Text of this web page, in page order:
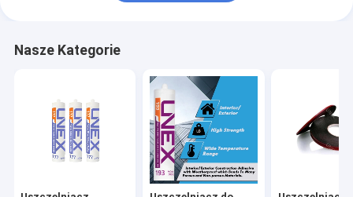
Nasze Kategorie